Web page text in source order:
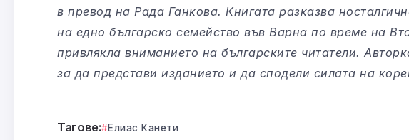
в превод на Рада Ганкова. Книгата разказва
на едно българско семейство във Варна по време на
привлякла вниманието на българските читатели.
за да представи изданието и да сподели силата на
Тагове: Елиас Канети